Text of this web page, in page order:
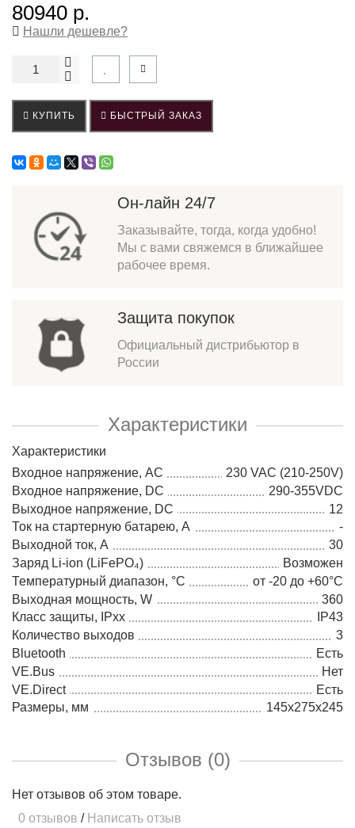
80940 р.
Нашли дешевле?
КУПИТЬ БЫСТРЫЙ ЗАКАЗ
Он-лайн 24/7
Заказывайте, тогда, когда удобно!
Мы с вами свяжемся в ближайшее
рабочее время.
Защита покупок
Официальный дистрибьютор в
России
Характеристики
Характеристики
Входное напряжение, AC
230 VAC (210-250V)
Входное напряжение, DC
290-355VDC
Выходное напряжение, DC
12
Ток на стартерную батарею, А
-
Выходной ток, А
30
Заряд Li-ion (LiFePO₄)
Возможен
Температурный диапазон, °C
от -20 до +60°C
Выходная мощность, W
360
Класс защиты, IPхх
IP43
Количество выходов
3
Bluetooth
Есть
VE.Bus
Нет
VE.Direct
Есть
Размеры, мм
145x275x245
Отзывов (0)
Нет отзывов об этом товаре.
0 отзывов / Написать отзыв